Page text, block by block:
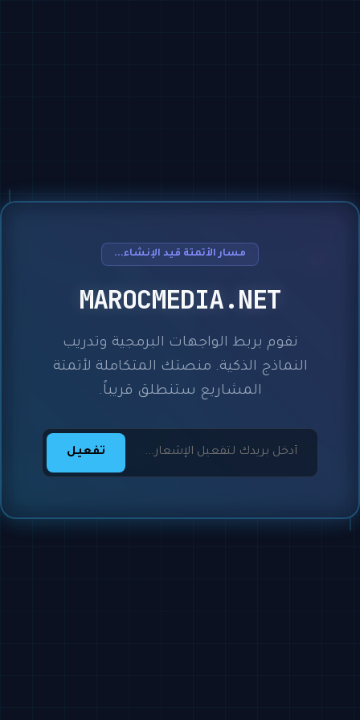
مسار الأتمتة قيد الإنشاء...
MAROCMEDIA.NET
نقوم بربط الواجهات البرمجية وتدريب
النماذج الذكية. منصتك المتكاملة لأتمتة
المشاريع ستنطلق قريباً.
تفعيل